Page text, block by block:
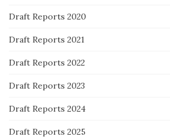
Draft Reports 2020
Draft Reports 2021
Draft Reports 2022
Draft Reports 2023
Draft Reports 2024
Draft Reports 2025